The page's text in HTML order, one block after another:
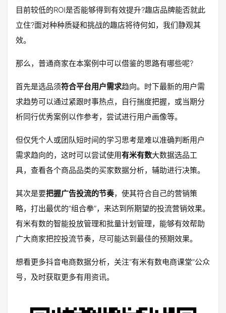
目前较低的ROI是否能够得到有效提升?趣店品牌能否就此
立住?面对种种质疑和挑战的趣店将待何如，我们静观其
效。
那么，普通商家在本案例中可以借鉴的思路有哪些呢?
首先是选品须符合平台用户需求趋向。时下最新的用户需
求趋势可以通过紧跟时事热点，自行揣度把握，或当期分
析同行优秀案例以作参考，尝试进行用户画像等。
但仅凭个人或团队短时间的学习思考是难以准确判断用户
需求趋向的，这时可以尝试使用有米有数大数据选品工
具，查看各个商品品类的买家数据分析，辅助进行决策。
其次是要把握广告投流的节奏，使其符合自己的营销策
略，打出最优的“组合拳”，来达到所期望的投流营销效果。
有米有数的智能投放管理和批量计划管理，能够有效帮助
广大商家把控投流节奏，尽可能达到最佳的预期效果。
想看更多抖音电商数据分析，关注“有米有数电商课堂”公众
号，及时获取更多有用资讯。